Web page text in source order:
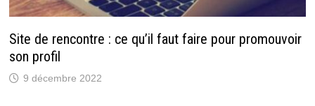
Site de rencontre : ce qu’il faut faire pour promouvoir
son profil
9 décembre 2022